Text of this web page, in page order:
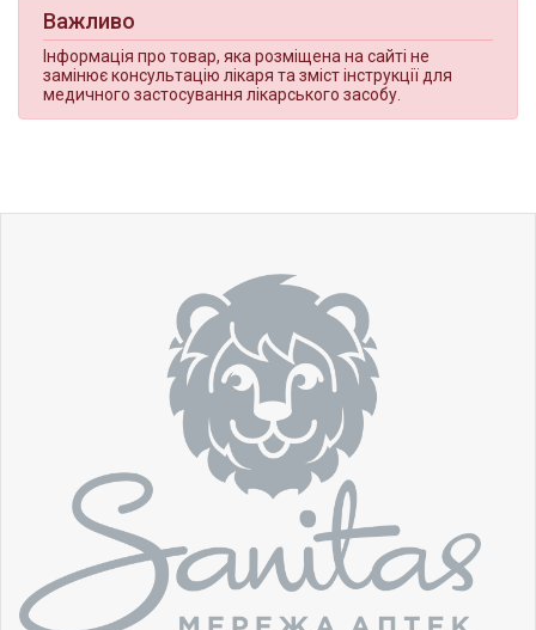
Важливо
Інформація про товар, яка розміщена на сайті не
замінює консультацію лікаря та зміст інструкції для
медичного застосування лікарського засобу.